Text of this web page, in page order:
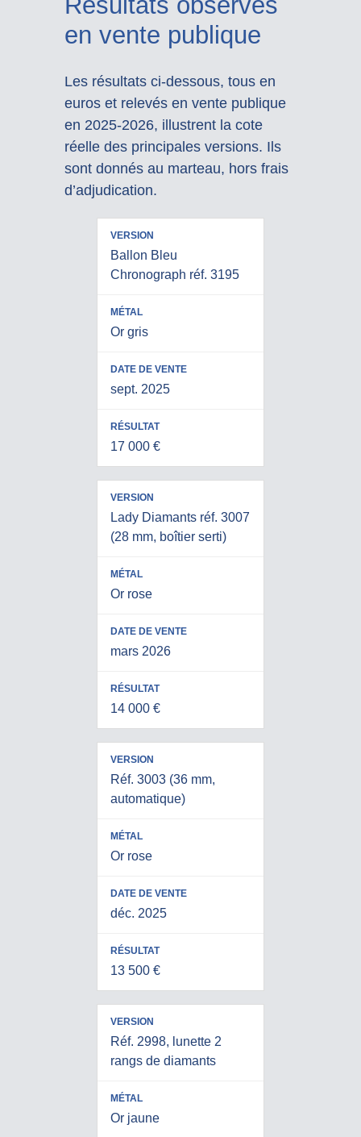
en vente publique
Les résultats ci-dessous, tous en
euros et relevés en vente publique
en 2025-2026, illustrent la cote
réelle des principales versions. Ils
sont donnés au marteau, hors frais
d’adjudication.
VERSION
Ballon Bleu
Chronograph réf. 3195
Or gris
sept. 2025
17 000 €
Lady Diamants réf. 3007
(28 mm, boîtier serti)
Or rose
mars 2026
14 000 €
Réf. 3003 (36 mm,
automatique)
Or rose
déc. 2025
13 500 €
Réf. 2998, lunette 2
rangs de diamants
Or jaune